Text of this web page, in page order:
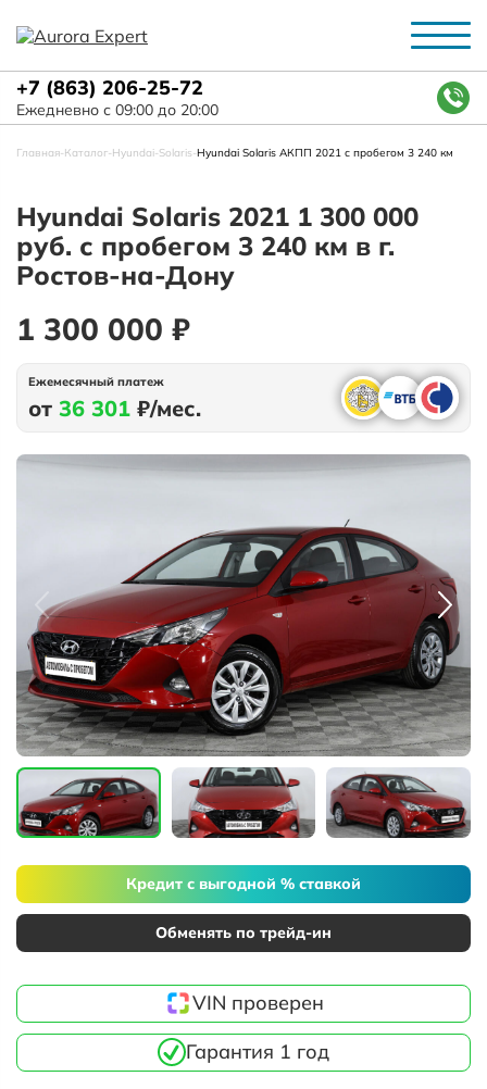
+7 (863) 206-25-72
Ежедневно с 09:00 до 20:00
Главная-Каталог-Hyundai-Solaris-Hyundai Solaris АКПП 2021 с пробегом 3 240 км
Hyundai Solaris 2021 1 300 000
руб. с пробегом 3 240 км в г.
Ростов-на-Дону
1 300 000 ₽
Ежемесячный платеж
от 36 301 ₽/мес.
Кредит с выгодной % ставкой
Обменять по трейд-ин
VIN проверен
Гарантия 1 год